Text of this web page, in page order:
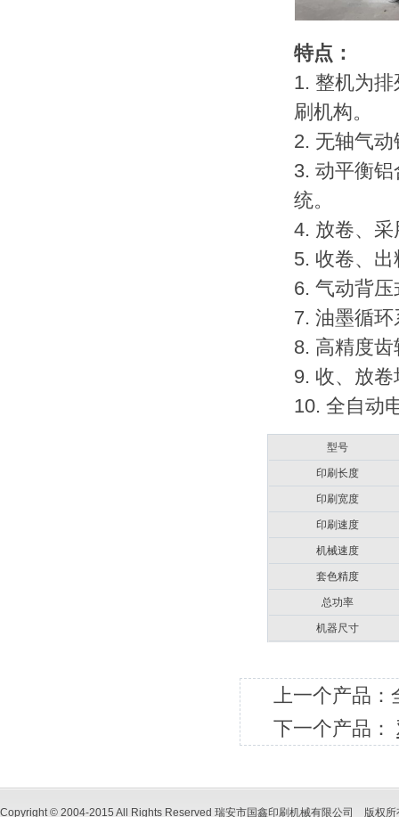
特点：
1. 整机为
刷机构。
2. 无轴气
3. 动平衡
统。
4. 放卷、
5. 收卷、
6. 气动背
7. 油墨循
8. 高精度
9. 收、放
10. 全自动
型号
印刷长度
印刷宽度
印刷速度
机械速度
套色精度
总功率
机器尺寸
上一个产品：
下一个产品：
Copyright © 2004-2015 All Rights Reserved 瑞安市国鑫印刷机械有限公司 版权所